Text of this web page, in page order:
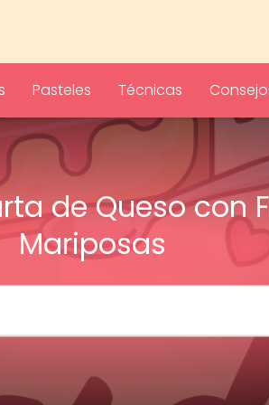
Pasteles Técnicas
de Queso con
Mariposas